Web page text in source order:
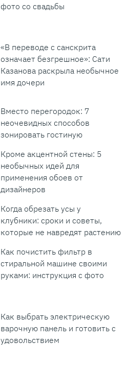
фото со свадьбы
«В переводе с санскрита
означает безгрешное»: Сати
Казанова раскрыла необычное
имя дочери
Вместо перегородок: 7
неочевидных способов
зонировать гостиную
Кроме акцентной стены: 5
необычных идей для
применения обоев от
дизайнеров
Когда обрезать усы у
клубники: сроки и советы,
которые не навредят растению
Как почистить фильтр в
стиральной машине своими
руками: инструкция с фото
Как выбрать электрическую
варочную панель и готовить с
удовольствием